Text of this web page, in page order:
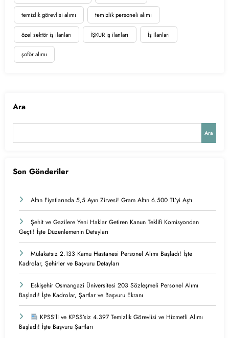
temizlik görevlisi alımı temizlik personeli alımı
özel sektör iş ilanları İŞKUR iş ilanları İş İlanları
şoför alımı
Ara
Ara
Son Gönderiler
Altın Fiyatlarında 5,5 Ayın Zirvesi! Gram Altın 6.500 TL’yi Aştı
Şehit ve Gazilere Yeni Haklar Getiren Kanun Teklifi Komisyondan
Geçti! İşte Düzenlemenin Detayları
Mülakatsız 2.133 Kamu Hastanesi Personel Alımı Başladı! İşte
Kadrolar, Şehirler ve Başvuru Detayları
Eskişehir Osmangazi Üniversitesi 203 Sözleşmeli Personel Alımı
Başladı! İşte Kadrolar, Şartlar ve Başvuru Ekranı
KPSS’li ve KPSS’siz 4.397 Temizlik Görevlisi ve Hizmetli Alımı
Başladı! İşte Başvuru Şartları